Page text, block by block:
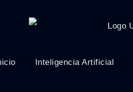
Inteligencia Artificial